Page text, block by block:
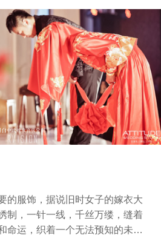
的服饰，据说旧时女子的嫁衣大
制，一针一线，千丝万缕，缝着
命运，织着一个无法预知的未